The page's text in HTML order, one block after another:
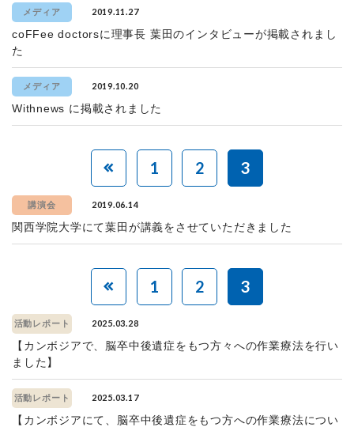
メディア 2019.11.27
coFFee doctorsに理事長 葉田のインタビューが掲載されまし
た
メディア 2019.10.20
Withnews に掲載されました
1 2 3
講演会 2019.06.14
関西学院大学にて葉田が講義をさせていただきました
1 2 3
活動レポート 2025.03.28
【カンボジアで、脳卒中後遺症をもつ方々への作業療法を行い
ました】
活動レポート 2025.03.17
【カンボジアにて、脳卒中後遺症をもつ方への作業療法につい